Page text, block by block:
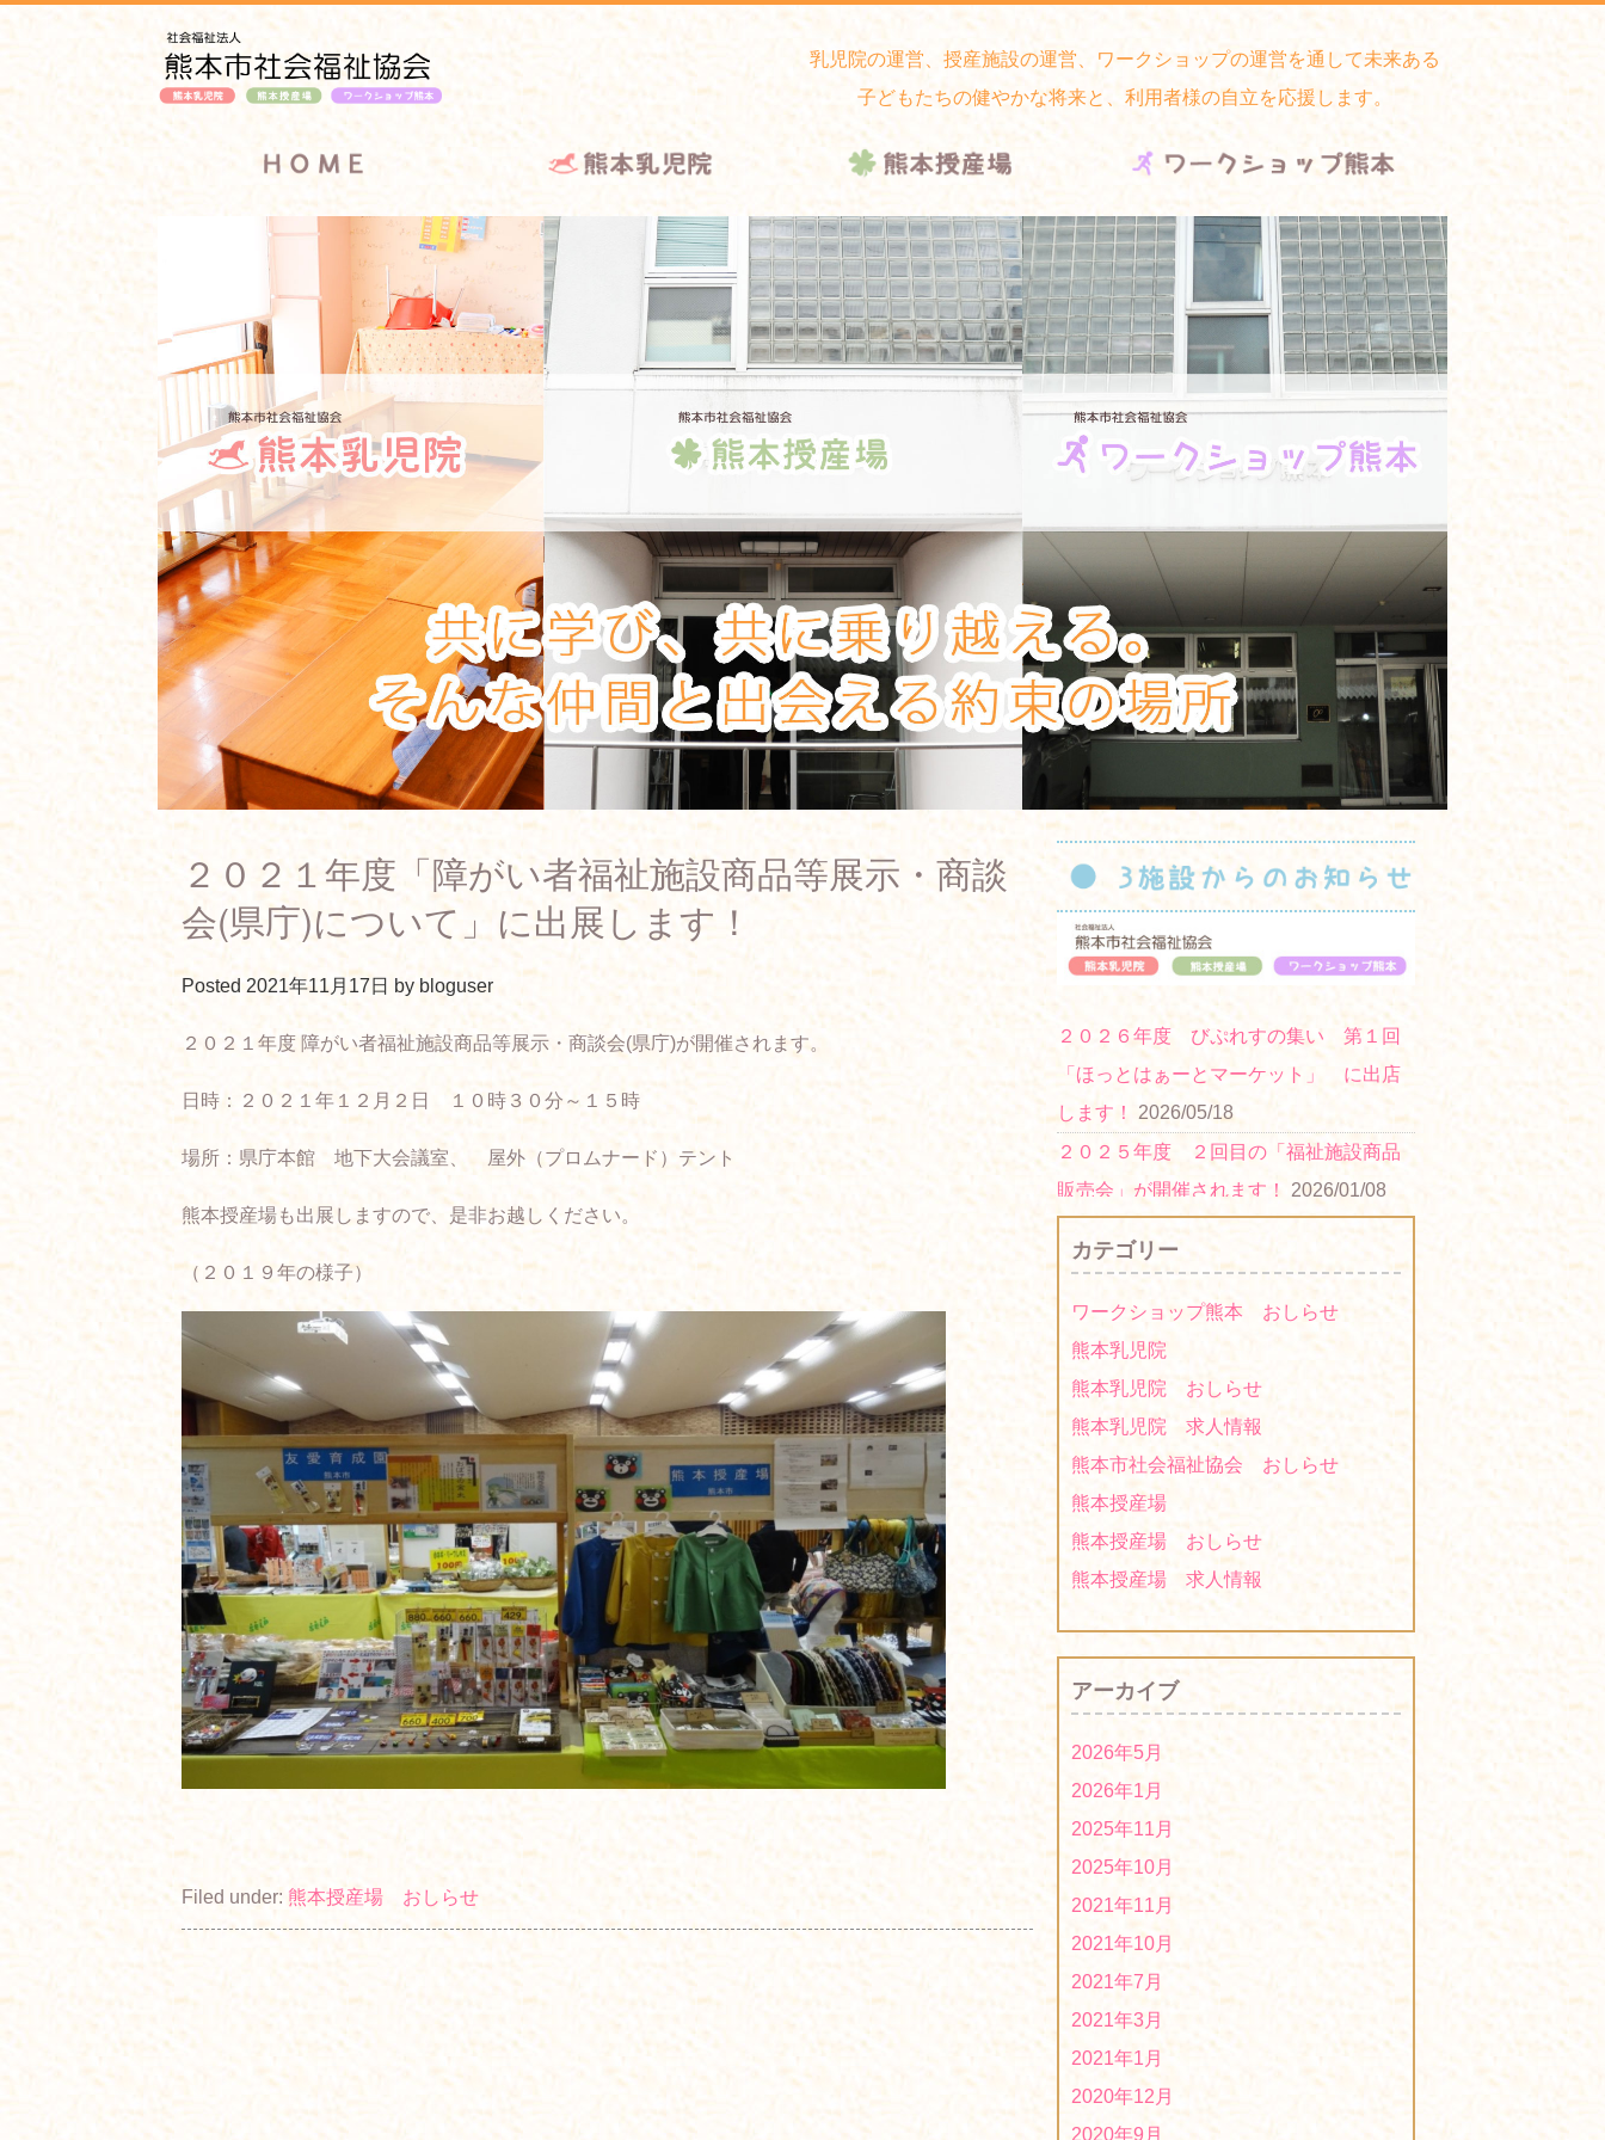
乳児院の運営、授産施設の運営、ワークショップの運営を通して未来ある
子どもたちの健やかな将来と、利用者様の自立を応援します。
２０２１年度「障がい者福祉施設商品等展示・商談
会(県庁)について」に出展します！
Posted 2021年11月17日 by bloguser
２０２１年度 障がい者福祉施設商品等展示・商談会(県庁)が開催されます。
日時：２０２１年１２月２日 １０時３０分～１５時
場所：県庁本館 地下大会議室、 屋外（プロムナード）テント
熊本授産場も出展しますので、是非お越しください。
（２０１９年の様子）
Filed under: 熊本授産場 おしらせ
２０２６年度 びぷれすの集い 第１回
「ほっとはぁーとマーケット」 に出店
します！
2026/05/18
２０２５年度 ２回目の「福祉施設商品
販売会」が開催されます！
2026/01/08
２０２５年度 びぷれすの集い 第２回
「ほっとはぁーとマーケット」 に出店
します！ 2025/11/07
２０２５年度「福祉施設商品販売会」に
出展します！
2025/10/21
２０２１年度「障がい者福祉施設商品等
展示・商談会(県庁)について」に出展しま
す！ 2021/11/17
2021年度「第３回ほっとはぁーとマーケ
ット」に出店します！ 2021/10/13
2021年度「第1回ほっとはぁーとマーケ
ット」は中止になりました 2021/07/12
2020年度「第６回ほっとはぁーとマーケ
2020年度「第５回ほっとはぁーとマーケ
ット」は中止です！
2020年度「第４回ほっとはぁーとマーケ
ット」に出店します！
2020年度「第3回ほっとはぁーとマーケ
ット」に出店します！
2019年度「第５回ほっとはぁーとマーケ
ット」は中止になりました！
2020/02/18
カテゴリー
ワークショップ熊本 おしらせ
熊本乳児院
熊本乳児院 おしらせ
熊本乳児院 求人情報
熊本市社会福祉協会 おしらせ
熊本授産場
熊本授産場 おしらせ
熊本授産場 求人情報
アーカイブ
2026年5月
2026年1月
2025年11月
2025年10月
2021年11月
2021年10月
2021年7月
2021年3月
2021年1月
2020年12月
2020年9月